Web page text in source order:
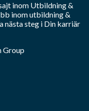
inom Utbildning &
inomutbildning &
nästa steg i Din karriär
Group